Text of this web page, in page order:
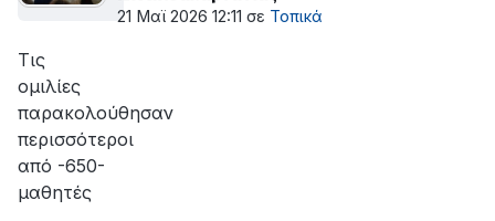
21 Μαϊ 2026 12:11 σε Τοπικά
Τις
ομιλίες
παρακολούθησαν
περισσότεροι
από -650-
μαθητές